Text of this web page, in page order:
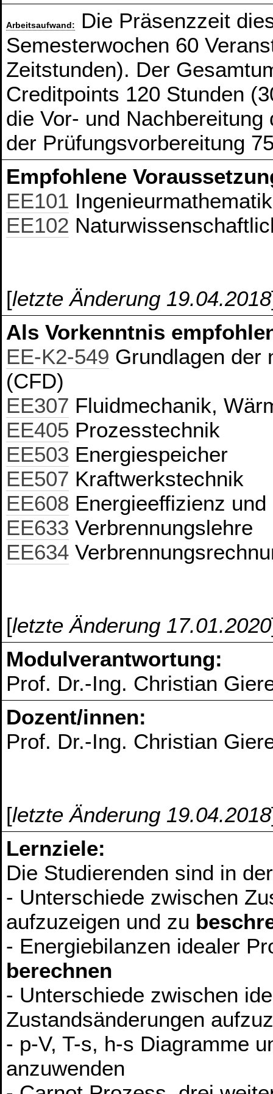
Arbeitsaufwand:
Die Präsenzzeit
Semesterwochen 60
Zeitstunden). Der
Creditpoints 120 Stunden
die Vor- und
der Prüfungsvorbereitung
Empfohlene
EE101
EE102
[letzte Änderung 19.04.2018
Als Vorkenntnis
EE-K2-549 Grundlagen der
(CFD)
EE307 Fluidmechanik,
EE405 Prozesstechnik
EE503 Energiespeicher
EE507 Kraftwerkstechnik
EE608 Energieeffizienz
EE633 Verbrennungslehre
EE634
[letzte Änderung 17.01.2020
Modulverantwortung:
Prof. Dr.-Ing. Christian
Dozent/innen:
Prof. Dr.-Ing. Christian
[letzte Änderung 19.04.2018
Lernziele:
Die Studierenden sind in
- Unterschiede zwischen
aufzuzeigen und zu
- Energiebilanzen idealer
berechnen
- Unterschiede zwischen
Zustandsänderungen
- p-V, T-s, h-s Diagramme
anzuwenden